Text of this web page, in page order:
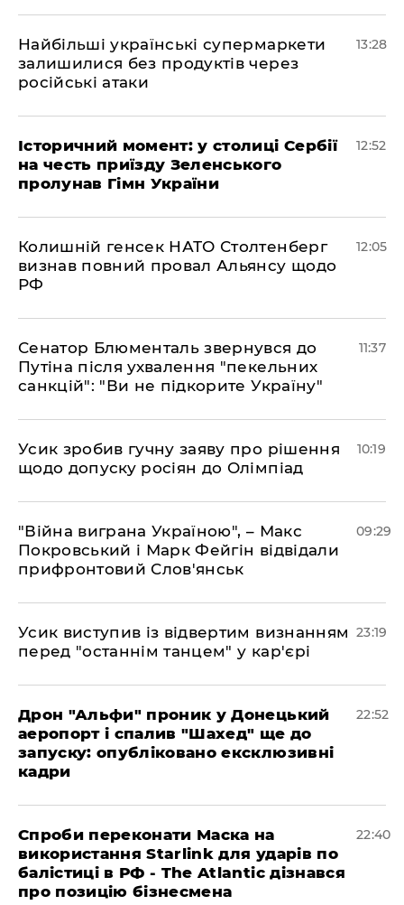
Найбільші українські супермаркети
залишилися без продуктів через
російські атаки
13:28
Історичний момент: у столиці Сербії
на честь приїзду Зеленського
пролунав Гімн України
12:52
Колишній генсек НАТО Столтенберг
визнав повний провал Альянсу щодо
РФ
12:05
Сенатор Блюменталь звернувся до
Путіна після ухвалення "пекельних
санкцій": "Ви не підкорите Україну"
11:37
Усик зробив гучну заяву про рішення
щодо допуску росіян до Олімпіад
10:19
"Війна виграна Україною", – Макс
Покровський і Марк Фейгін відвідали
прифронтовий Слов'янськ
09:29
​Усик виступив із відвертим визнанням
перед "останнім танцем" у кар'єрі
23:19
​Дрон "Альфи" проник у Донецький
аеропорт і спалив "Шахед" ще до
запуску: опубліковано ексклюзивні
кадри
22:52
​Спроби переконати Маска на
використання Starlink для ударів по
балістиці в РФ - The Atlantic дізнався
про позицію бізнесмена
22:40